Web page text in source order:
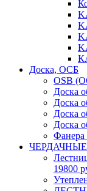
Доска, ОСБ
OSB
Доска
Доска
Доска
Доска
Фанера
19800